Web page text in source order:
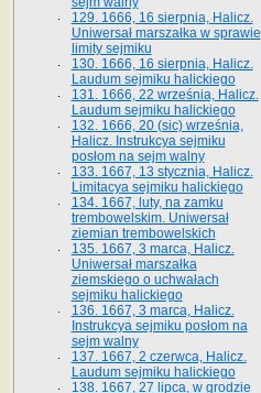
129. 1666, 16 sierpnia, Halicz.
Uniwersał marszałka w sprawie
limity sejmiku
130. 1666, 16 sierpnia, Halicz.
Laudum sejmiku halickiego
131. 1666, 22 września, Halicz.
Laudum sejmiku halickiego
132. 1666, 20 (sic) września,
Halicz. Instrukcya sejmiku
posłom na sejm walny
133. 1667, 13 stycznia, Halicz.
Limitacya sejmiku halickiego
134. 1667, luty, na zamku
trembowelskim. Uniwersał
ziemian trembowelskich
135. 1667, 3 marca, Halicz.
Uniwersał marszałka
ziemskiego o uchwałach
sejmiku halickiego
136. 1667, 3 marca, Halicz.
Instrukcya sejmiku posłom na
sejm walny
137. 1667, 2 czerwca, Halicz.
Laudum sejmiku halickiego
138. 1667, 27 lipca, w grodzie